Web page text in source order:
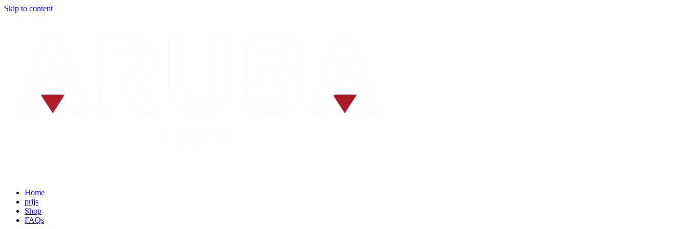
Skip to content
Home
prijs
Shop
FAQs